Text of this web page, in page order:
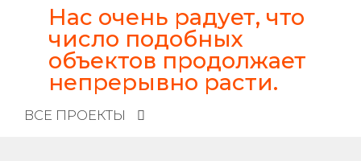
Нас очень радует, что
число подобных
объектов продолжает
непрерывно расти.
ВСЕ ПРОЕКТЫ